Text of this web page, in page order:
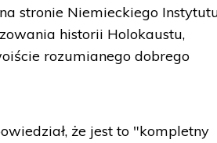
stronie Niemieckiego
historii Holokaustu,
rozumianego dobrego
że jest to "kompletny